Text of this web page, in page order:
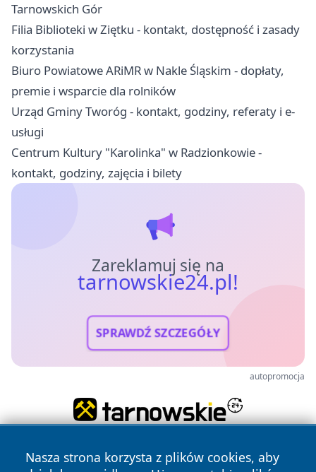
Tarnowskich Gór
Filia Biblioteki w Ziętku - kontakt, dostępność i zasady
korzystania
Biuro Powiatowe ARiMR w Nakle Śląskim - dopłaty,
premie i wsparcie dla rolników
Urząd Gminy Tworóg - kontakt, godziny, referaty i e-
usługi
Centrum Kultury "Karolinka" w Radzionkowie -
kontakt, godziny, zajęcia i bilety
Zareklamuj się na
tarnowskie24.pl!
SPRAWDŹ SZCZEGÓŁY
autopromocja
Nasza strona korzysta z plików cookies, aby